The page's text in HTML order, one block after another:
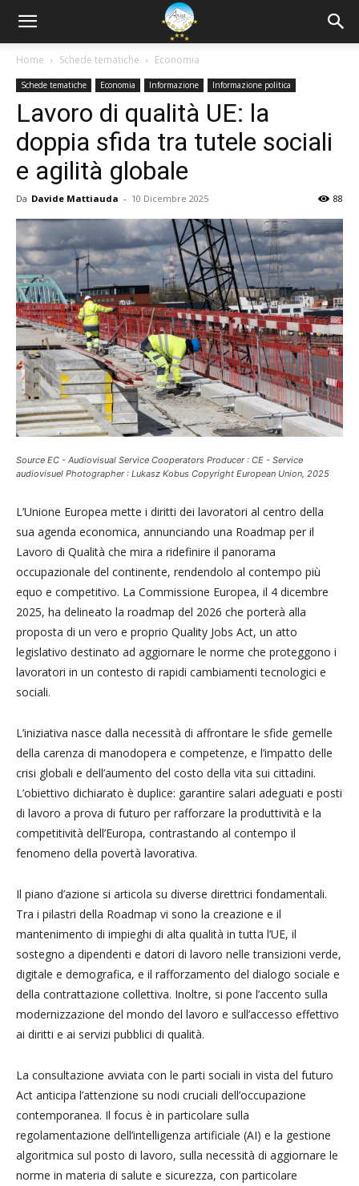
Home Schede tematiche Economia
Schede tematiche Economia Informazione Informazione politica
Lavoro di qualità UE: la
doppia sfida tra tutele sociali
e agilità globale
Da Davide Mattiauda - 10 Dicembre 2025 88
Source EC - Audiovisual Service Cooperators Producer : CE - Service
audiovisuel Photographer : Lukasz Kobus Copyright European Union, 2025
L’Unione Europea mette i diritti dei lavoratori al centro della
sua agenda economica, annunciando una Roadmap per il
Lavoro di Qualità che mira a ridefinire il panorama
occupazionale del continente, rendendolo al contempo più
equo e competitivo. La Commissione Europea, il 4 dicembre
2025, ha delineato la roadmap del 2026 che porterà alla
proposta di un vero e proprio Quality Jobs Act, un atto
legislativo destinato ad aggiornare le norme che proteggono i
lavoratori in un contesto di rapidi cambiamenti tecnologici e
sociali.
L’iniziativa nasce dalla necessità di affrontare le sfide gemelle
della carenza di manodopera e competenze, e l’impatto delle
crisi globali e dell’aumento del costo della vita sui cittadini.
L’obiettivo dichiarato è duplice: garantire salari adeguati e posti
di lavoro a prova di futuro per rafforzare la produttività e la
competitività dell’Europa, contrastando al contempo il
fenomeno della povertà lavorativa.
Il piano d’azione si articola su diverse direttrici fondamentali.
Tra i pilastri della Roadmap vi sono la creazione e il
mantenimento di impieghi di alta qualità in tutta l’UE, il
sostegno a dipendenti e datori di lavoro nelle transizioni verde,
digitale e demografica, e il rafforzamento del dialogo sociale e
della contrattazione collettiva. Inoltre, si pone l’accento sulla
modernizzazione del mondo del lavoro e sull’accesso effettivo
ai diritti e ai servizi pubblici di qualità.
La consultazione avviata con le parti sociali in vista del futuro
Act anticipa l’attenzione su nodi cruciali dell’occupazione
contemporanea. Il focus è in particolare sulla
regolamentazione dell’intelligenza artificiale (AI) e la gestione
algoritmica sul posto di lavoro, sulla necessità di aggiornare le
norme in materia di salute e sicurezza, con particolare